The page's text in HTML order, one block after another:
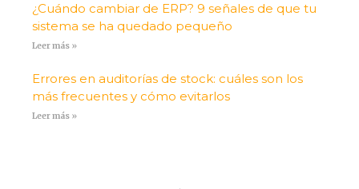
¿Cuándo cambiar de ERP? 9 señales de que tu
sistema se ha quedado pequeño
Leer más »
Errores en auditorías de stock: cuáles son los
más frecuentes y cómo evitarlos
Leer más »